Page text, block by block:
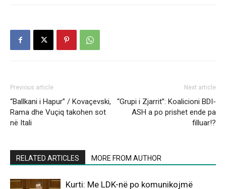
Previous article
“Ballkani i Hapur” / Kovaçevski,
Rama dhe Vuçiq takohen sot
në Itali
Next article
“Grupi i Zjarrit”: Koalicioni BDI-
ASH a po prishet ende pa
filluar!?
RELATED ARTICLES MORE FROM AUTHOR
Kurti: Me LDK-në po komunikojmë